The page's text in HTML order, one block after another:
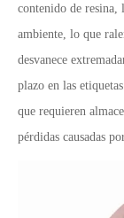
contenido de resina,
ambiente, lo que
desvanece
plazo en las
que requieren
pérdidas causadas